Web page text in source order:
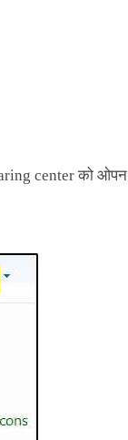
centerको ओपन